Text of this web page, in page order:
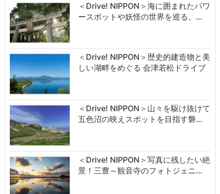
＜Drive! NIPPON＞海に囲まれたパワ
ースポットや妖怪の世界を巡る、…
＜Drive! NIPPON＞歴史的建造物と美
しい湖畔をめぐる 会津若松ドライブ
＜Drive! NIPPON＞山々を駆け抜けて
五色沼の映えスポットを目指す磐…
＜Drive! NIPPON＞写真に残したい絶
景！三豊～観音寺のフォトジェニ…